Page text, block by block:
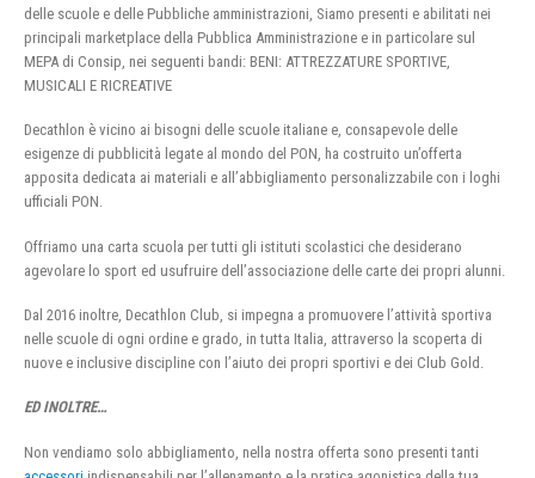
delle scuole e delle Pubbliche amministrazioni, Siamo presenti e abilitati nei
principali marketplace della Pubblica Amministrazione e in particolare sul
MEPA di Consip, nei seguenti bandi: BENI: ATTREZZATURE SPORTIVE,
MUSICALI E RICREATIVE
Decathlon è vicino ai bisogni delle scuole italiane e, consapevole delle
esigenze di pubblicità legate al mondo del PON, ha costruito un’offerta
apposita dedicata ai materiali e all’abbigliamento personalizzabile con i loghi
ufficiali PON.
Offriamo una carta scuola per tutti gli istituti scolastici che desiderano
agevolare lo sport ed usufruire dell’associazione delle carte dei propri alunni.
Dal 2016 inoltre, Decathlon Club, si impegna a promuovere l’attività sportiva
nelle scuole di ogni ordine e grado, in tutta Italia, attraverso la scoperta di
nuove e inclusive discipline con l’aiuto dei propri sportivi e dei Club Gold.
ED INOLTRE…
Non vendiamo solo abbigliamento, nella nostra offerta sono presenti tanti